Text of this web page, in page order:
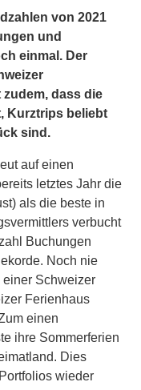
von 2021
und
einmal. Der
dass die
Kurztrips beliebt
sind.
auf einen
letztes Jahr die
als die beste in
verbucht
Buchungen
Noch nie
einer Schweizer
Ferienhaus
einen
ihre Sommerferien
Dies
wieder